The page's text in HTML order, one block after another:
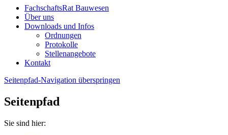
FachschaftsRat Bauwesen
Über uns
Downloads und Infos
Ordnungen
Protokolle
Stellenangebote
Kontakt
Seitenpfad-Navigation überspringen
Seitenpfad
Sie sind hier: